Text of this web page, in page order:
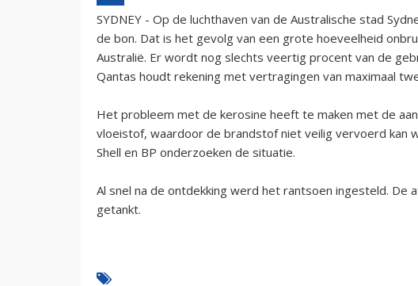
SYDNEY - Op de luchthaven van de Australische stad
de bon. Dat is het gevolg van een grote hoeveelheid
Australië. Er wordt nog slechts veertig procent van de
Qantas houdt rekening met vertragingen van maximaal
Het probleem met de kerosine heeft te maken met de
vloeistof, waardoor de brandstof niet veilig vervoerd kan
Shell en BP onderzoeken de situatie.
Al snel na de ontdekking werd het rantsoen ingesteld.
getankt.